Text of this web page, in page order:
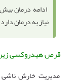
نیاز به درمان دارد
قرص هیدروکسی
مدیریت خارش ناشی